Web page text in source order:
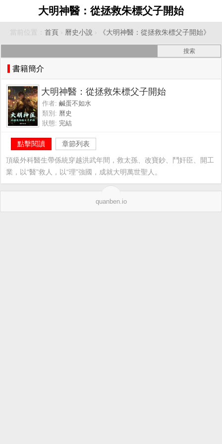
大明神醫：從拯救朱標父子開始
當前位置： 首頁 › 曆史小說 › 《大明神醫：從拯救朱標父子開始》
書籍簡介
大明神醫：從拯救朱標父子開始
作者: 鹹蛋不如水
類別: 曆史
狀態: 完結
點擊閱讀 章節列表
頂級外科醫生帶係統穿越洪武年間，救太孫、改寶鈔、鬥奸臣、開工
業，以“醫”救人，以“理”強國，成就大明萬世聖人。
quanben.io